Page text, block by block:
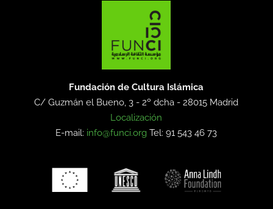
Fundación de Cultura Islámica
C/ Guzmán el Bueno, 3 - 2º dcha -28015 Madrid
Localización
E-mail: info@funci.org Tel: 91 543 46 73